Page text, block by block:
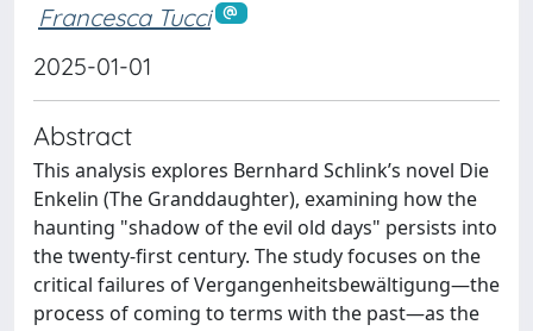
Francesca Tucci
2025-01-01
Abstract
This analysis explores Bernhard Schlink’s novel Die
Enkelin (The Granddaughter), examining how the
haunting "shadow of the evil old days" persists into
the twenty-first century. The study focuses on the
critical failures of Vergangenheitsbewältigung—the
process of coming to terms with the past—as the